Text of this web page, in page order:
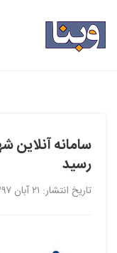
سامانه آنلاین
رسید
تاریخ انتشار: ۲۱ آبان ۱۳۹۷